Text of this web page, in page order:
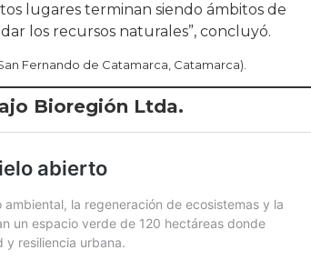
lugares terminan siendo ámbitos de
los recursos naturales”, concluyó.
Fernando de Catamarca, Catamarca).
Bioregión Ltda.